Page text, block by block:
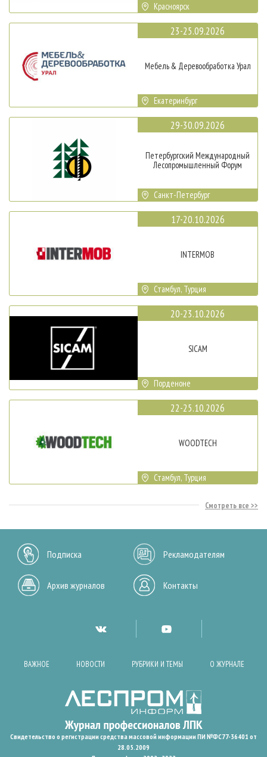
Красноярск
23-25.09.2026
Мебель & Деревообработка Урал
Екатеринбург
29-30.09.2026
Петербургский Международный
Лесопромышленный Форум
Санкт-Петербург
17-20.10.2026
INTERMOB
Стамбул, Турция
20-23.10.2026
SICAM
Порденоне
22-25.10.2026
WOODTECH
Стамбул, Турция
Смотреть все
Подписка Рекламодателям
Архив журналов Контакты
ВАЖНОЕ НОВОСТИ РУБРИКИ И ТЕМЫ О ЖУРНАЛЕ
Свидетельство о регистрации средства массовой информации ПИ №ФС77-36401 от
28.05.2009